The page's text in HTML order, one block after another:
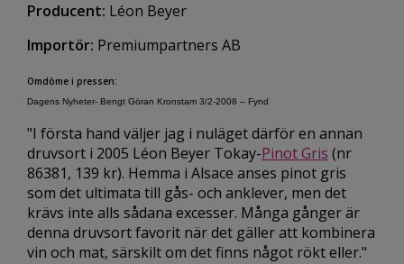
Producent: Léon Beyer
Importör: Premiumpartners AB
Omdöme i pressen:
Dagens Nyheter- Bengt Göran Kronstam 3/2-2008 – Fynd
"I första hand väljer jag i nuläget därför en annan
druvsort i 2005 Léon Beyer Tokay-Pinot Gris (nr
86381, 139 kr). Hemma i Alsace anses pinot gris
som det ultimata till gås- och anklever, men det
krävs inte alls sådana excesser. Många gånger är
denna druvsort favorit när det gäller att kombinera
vin och mat, särskilt om det finns något rökt eller."